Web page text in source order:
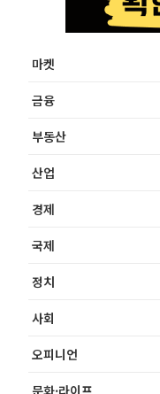
마켓
금융
부동산
산업
경제
국제
정치
사회
오피니언
문화·라이프